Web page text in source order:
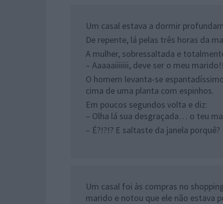
Um casal estava a dormir
De repente, lá pelas três horas da
A mulher, sobressaltada e
– Aaaaaiiiiiii, deve ser o meu
O homem levanta-se
cima de uma planta com espinhos.
Em poucos segundos volta e diz:
– Olha lá sua desgraçada… o teu
– É?!?!? E saltaste da janela porquê?
Um casal foi às compras no
marido e notou que ele não estava